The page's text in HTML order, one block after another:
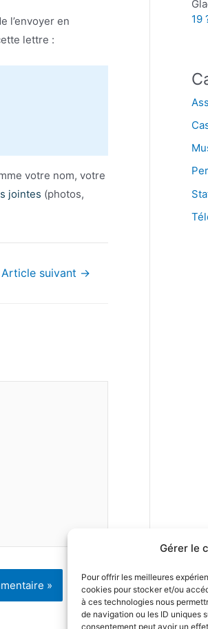
Gérer le
Pour offrir les meilleures
cookies pour stocker et/ou
à ces technologies nous
de navigation ou les ID uniques
consentement peut avoir un
l’envoyer en
lettre :
votre nom, votre
jointes (photos,
Article suivant →
19